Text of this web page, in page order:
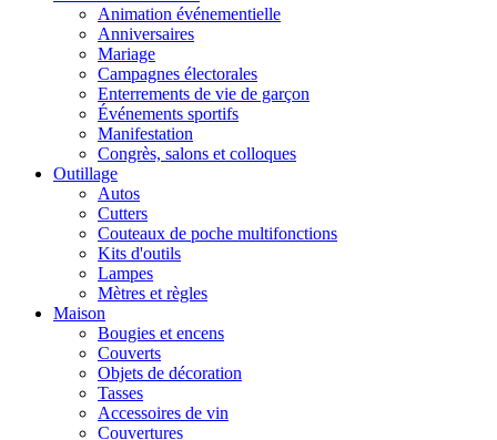
Animation événementielle
Anniversaires
Mariage
Campagnes électorales
Enterrements de vie de garçon
Événements sportifs
Manifestation
Congrès, salons et colloques
Outillage
Autos
Cutters
Couteaux de poche multifonctions
Kits d'outils
Lampes
Mètres et règles
Maison
Bougies et encens
Couverts
Objets de décoration
Tasses
Accessoires de vin
Couvertures